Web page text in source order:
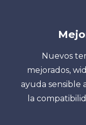
Nuevos
mejorados,
ayuda sensible
la